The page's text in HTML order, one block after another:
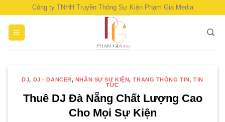
content
Công ty TNHH Truyền Thông Sự Kiện Phạm Gia Media
DJ, DJ - DANCER, NHÂN SỰ SỰ KIỆN,TRANG THÔNG TIN, TIN
TỨC
Thuê DJ Đà Nẵng Chất Lượng Cao
Cho Mọi Sự Kiện